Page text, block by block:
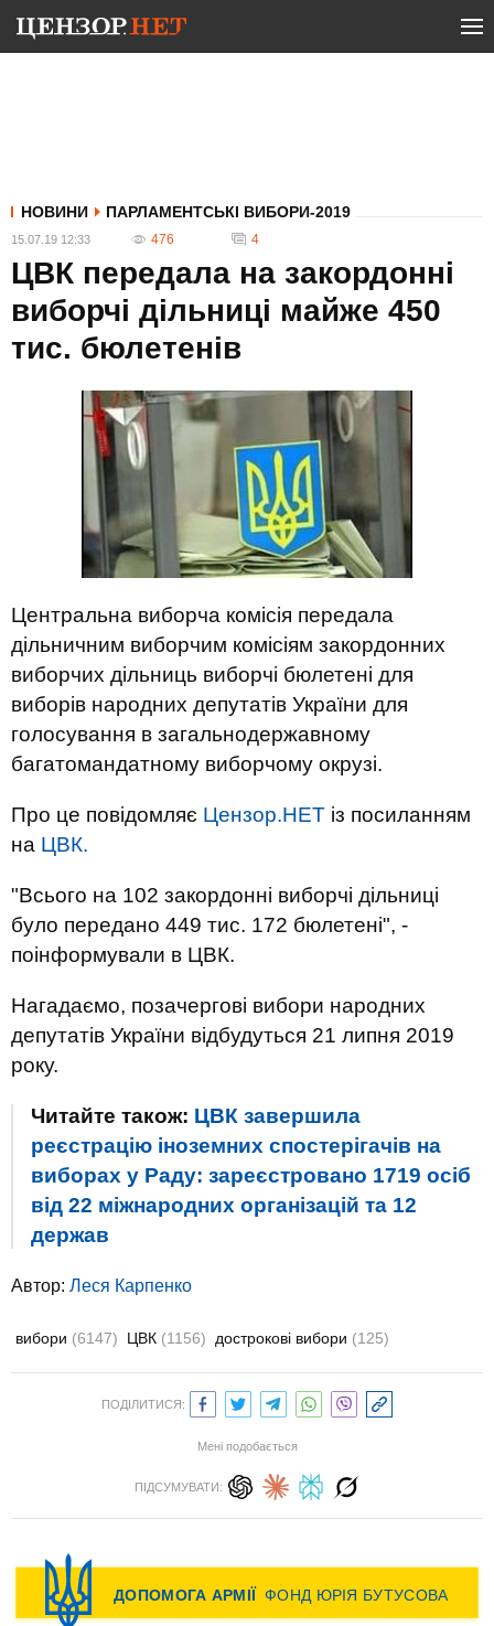
НОВИНИ ПАРЛАМЕНТСЬКІ ВИБОРИ-2019
15.07.19 12:33 476 4
ЦВК передала на закордонні
виборчі дільниці майже 450
тис. бюлетенів
Центральна виборча комісія передала
дільничним виборчим комісіям закордонних
виборчих дільниць виборчі бюлетені для
виборів народних депутатів України для
голосування в загальнодержавному
багатомандатному виборчому окрузі.
Про це повідомляє Цензор.НЕТ із посиланням
на ЦВК.
"Всього на 102 закордонні виборчі дільниці
було передано 449 тис. 172 бюлетені", -
поінформували в ЦВК.
Нагадаємо, позачергові вибори народних
депутатів України відбудуться 21 липня 2019
року.
Читайте також: ЦВК завершила
реєстрацію іноземних спостерігачів на
виборах у Раду: зареєстровано 1719 осіб
від 22 міжнародних організацій та 12
держав
Автор: Леся Карпенко
вибори (6147) ЦВК (1156) дострокові вибори (125)
ПОДІЛИТИСЯ:
Мені подобається
ПІДСУМУВАТИ: